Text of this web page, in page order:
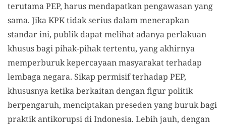
terutama PEP, harus mendapatkan pengawasan yang
sama. Jika KPK tidak serius dalam menerapkan
standar ini, publik dapat melihat adanya perlakuan
khusus bagi pihak-pihak tertentu, yang akhirnya
memperburuk kepercayaan masyarakat terhadap
lembaga negara. Sikap permisif terhadap PEP,
khususnya ketika berkaitan dengan figur politik
berpengaruh, menciptakan preseden yang buruk bagi
praktik antikorupsi di Indonesia. Lebih jauh, dengan